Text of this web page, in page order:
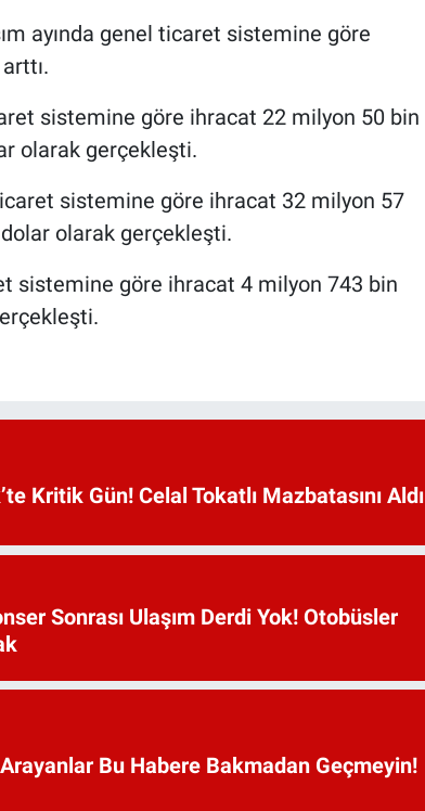
ayında genel ticaret sistemine göre
sistemine göre ihracat 22 milyon 50 bin
olarak gerçekleşti.
sistemine göre ihracat 32 milyon 57
olarak gerçekleşti.
sistemine göre ihracat 4 milyon 743 bin
Kritik Gün! Celal Tokatlı Mazbatasını Aldı
Sonrası Ulaşım Derdi Yok! Otobüsler
Bu Habere Bakmadan Geçmeyin!